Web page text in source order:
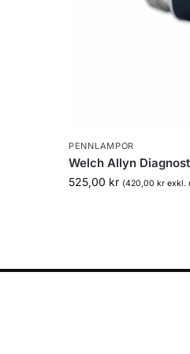
PENNLAMPOR
Welch Allyn
525,00 kr (420,00 kr exkl.